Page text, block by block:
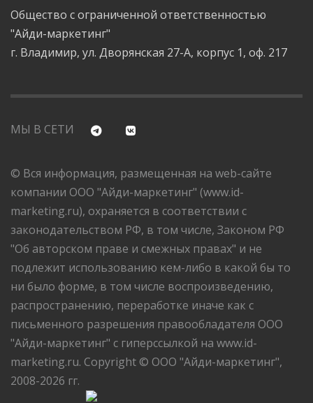
Общество с ограниченной ответственностью
"Айди-маркетинг"
г. Владимир, ул. Дворянская 27-А, корпус 1, оф. 217
МЫ В СЕТИ
© Вся информация, размещенная на web-сайте
компании ООО "Айди-маркетинг" (www.id-
marketing.ru), охраняется в соответствии с
законодательством РФ, в том числе, Законом РФ
"Об авторском праве и смежных правах" и не
подлежит использованию кем-либо в какой бы то
ни было форме, в том числе воспроизведению,
распространению, переработке иначе как с
письменного разрешения правообладателя ООО
"Айди-маркетинг" с гиперссылкой на www.id-
marketing.ru. Copyright © ООО "Айди-маркетинг",
2008-2026 гг.